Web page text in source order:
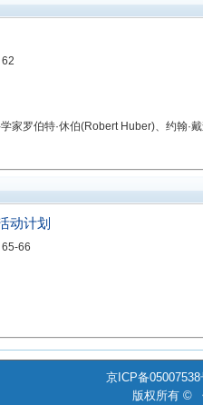
62
家罗伯特·休伯(Robert Huber)、约翰·
动计划
65-66
京ICP备
版权所有 ©